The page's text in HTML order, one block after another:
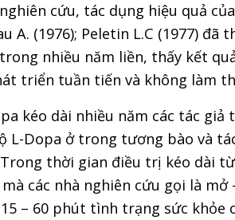
cứu, tác dụng hiệu quả
A. (1976); Peletin L.C (1977)
nhiều năm liền, thấy kết
triển tuần tiến và không làm
kéo dài nhiều năm các tác
L-Dopa ở trong tương bào và
thời gian điều trị kéo dài
các nhà nghiên cứu gọi là mở
– 60 phút tình trạng sức khỏe